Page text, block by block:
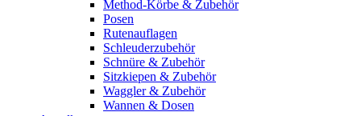
Method-Körbe & Zubehör
Posen
Rutenauflagen
Schleuderzubehör
Schnüre & Zubehör
Sitzkiepen & Zubehör
Waggler & Zubehör
Wannen & Dosen